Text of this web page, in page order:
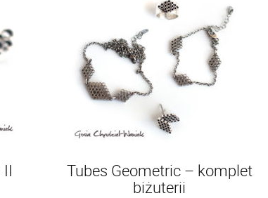
Tubes Geometric – komplet
biżuterii